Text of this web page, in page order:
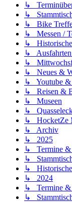
↳
↳
↳ Bike
↳ Messen /
↳ Historische
↳ Ausfahrten
↳
↳ Neues &
↳ Youtube &
↳ Reisen &
↳ Museen
↳
↳ HocketZe
↳ Archiv
↳ 2025
↳ Termine &
↳
↳ Historische
↳ 2024
↳ Termine &
↳